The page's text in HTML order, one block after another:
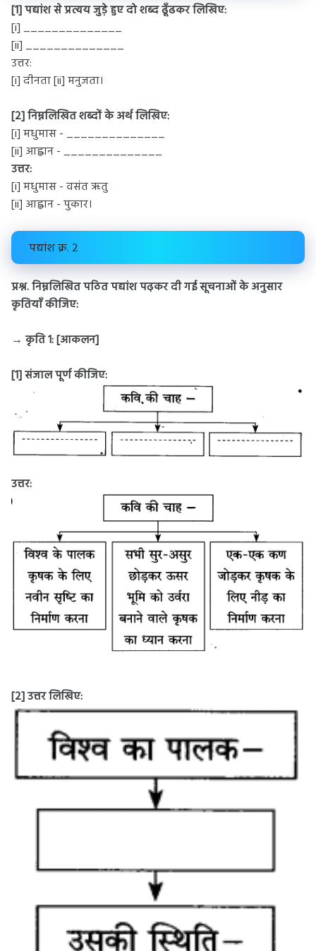
[1] पद्यांश से प्रत्यय जुड़े हुए दो शब्द ढूँढकर लिखिए:
[i] ______________
[ii] ______________
उत्तर:
[i] दीनता [ii] मनुजता।
[2] निम्नलिखित शब्दों के अर्थ लिखिए:
[i] मधुमास - ______________
[ii] आह्वान - ______________
उत्तर:
[i] मधुमास - वसंत ऋतु
[ii] आह्वान - पुकार।
पद्यांश क्र. 2
प्रश्न. निम्नलिखित पठित पद्यांश पढ़कर दी गई सूचनाओं के अनुसार
कृतियाँ कीजिए:
→ कृति 1: [आकलन]
[1] संजाल पूर्ण कीजिए:
उत्तर:
[2] उत्तर लिखिए: